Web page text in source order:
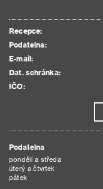
Recepce:
Podatelna:
E-mail:
Dat. schránka:
IČO:
Podatelna
pondělí a středa
úterý a čtvrtek
pátek